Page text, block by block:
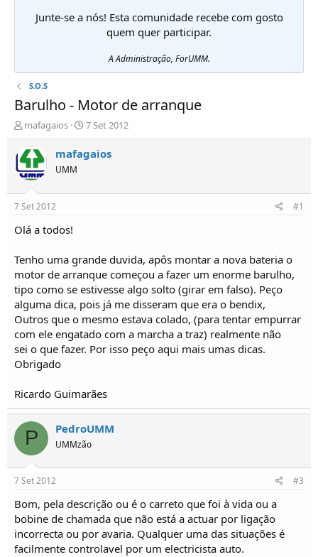
Junte-se a nós! Esta comunidade recebe com gosto
quem quer participar.
A Administração, ForUMM.
S.O.S
Barulho - Motor de arranque
I
n
i
c
i
d
o
r
T
ó
p
i
c
s
mafagaios
D
a
t
a
o
7 Set 2012
mafagaios
UMM
7 Set 2012 #1
Olá a todos!
Tenho uma grande duvida, apôs montar a nova bateria o
motor de arranque começou a fazer um enorme barulho,
tipo como se estivesse algo solto (girar em falso). Peço
alguma dica, pois já me disseram que era o bendix,
Outros que o mesmo estava colado, (para tentar empurrar
com ele engatado com a marcha a traz) realmente não
sei o que fazer. Por isso peço aqui mais umas dicas.
Obrigado
Ricardo Guimarães
P PedroUMM
UMMzão
7 Set 2012 #3
Bom, pela descrição ou é o carreto que foi à vida ou a
bobine de chamada que não está a actuar por ligação
incorrecta ou por avaria. Qualquer uma das situações é
facilmente controlavel por um electricista auto.